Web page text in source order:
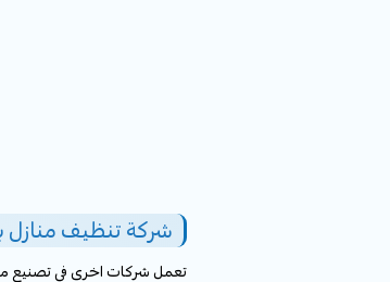
شركة تنظيف منازل
تعمل شركات اخرى في تصنيع